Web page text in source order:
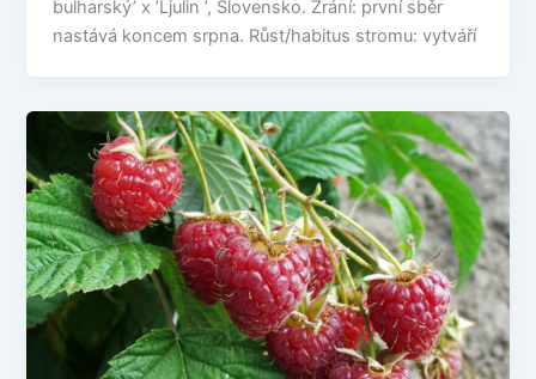
bulharský’ x ’Ljulin ’, Slovensko. Zrání: první sběr
nastává koncem srpna. Růst/habitus stromu: vytváří